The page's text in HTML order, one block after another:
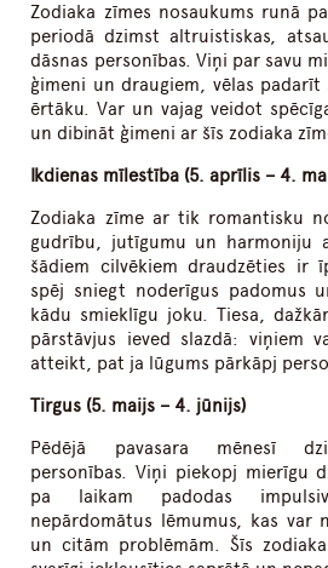
Zodiaka zīmes nosaukums runā
periodā dzimst altruistiskas,
dāsnas personības. Viņi par savu
ģimeni un draugiem, vēlas
ērtāku. Var un vajag veidot
un dibināt ģimeni ar šīs zodiaka
Ikdienas mīlestība (5. aprīlis – 4.
Zodiaka zīme ar tik romantisku
gudrību, jutīgumu un harmoniju
šādiem cilvēkiem draudzēties ir
spēj sniegt noderīgus padomus
kādu smieklīgu joku. Tiesa,
pārstāvjus ieved slazdā: viņiem
atteikt, pat ja lūgums pārkāpj
Tirgus (5. maijs – 4. jūnijs)
Pēdējā pavasara mēnesī
personības. Viņi piekopj mierīgu
pa laikam padodas
nepārdomātus lēmumus, kas var
un citām problēmām. Šīs